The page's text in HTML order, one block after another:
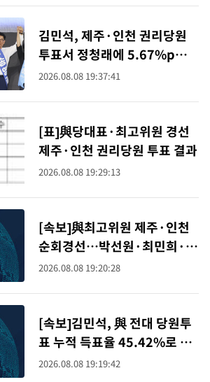
김민석, 제주·인천 권리당원
투표서 정청래에 5.67%p차
승리
2026.08.08 19:37:41
[표]與당대표·최고위원 경선
제주·인천 권리당원 투표 결과
2026.08.08 19:29:13
[속보]與최고위원 제주·인천
순회경선…박선원·최민희·서
미화·한민수·김용 순
2026.08.08 19:20:28
[속보]김민석, 與 전대 당원투
표 누적 득표율 45.42%로 1
위… 정청래 44.56%
2026.08.08 19:19:42